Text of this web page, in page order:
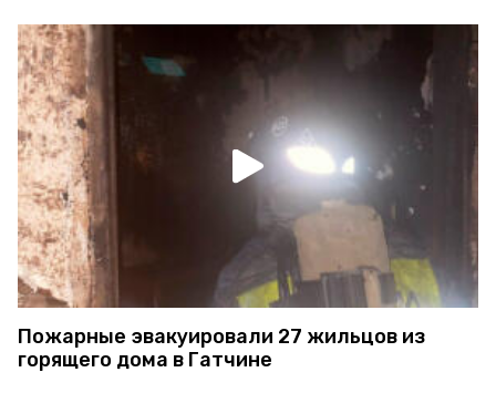
Пожарные эвакуировали 27 жильцов из
горящего дома в Гатчине